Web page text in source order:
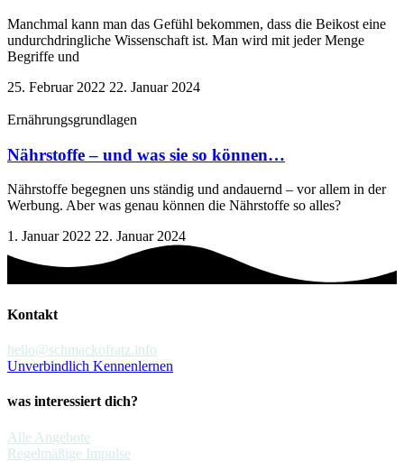
Manchmal kann man das Gefühl bekommen, dass die Beikost eine
undurchdringliche Wissenschaft ist. Man wird mit jeder Menge
Begriffe und
25. Februar 2022 22. Januar 2024
Ernährungsgrundlagen
Nährstoffe – und was sie so können…
Nährstoffe begegnen uns ständig und andauernd – vor allem in der
Werbung. Aber was genau können die Nährstoffe so alles?
1. Januar 2022 22. Januar 2024
Kontakt
hello@schmackofratz.info
Unverbindlich Kennenlernen
was interessiert dich?
Alle Angebote
Regelmäßige Impulse